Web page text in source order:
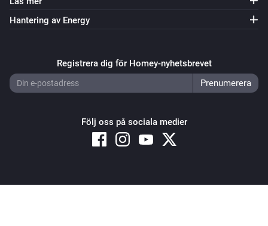
Hantering av Energy
Registrera dig för Homey-nyhetsbrevet
Följ oss på sociala medier